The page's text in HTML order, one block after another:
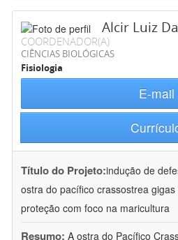
Alcir Luiz
COORDENADOR(A)
CIÊNCIAS BIOLÓGICAS
Fisiologia
E-mail
Título do Projeto:indução de
ostra do pacífico crassostrea
proteção com foco na maricultura
Resumo: A ostra do Pacífico